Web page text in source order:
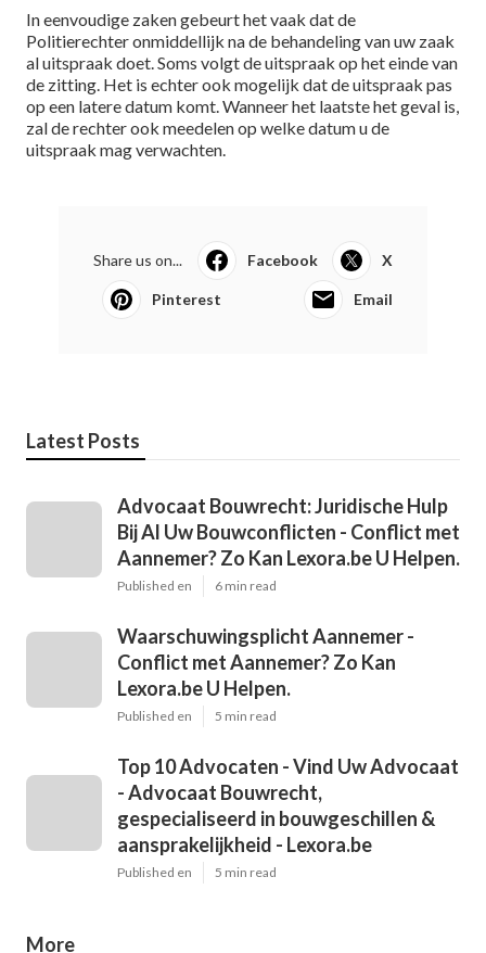
In eenvoudige zaken gebeurt het vaak dat de
Politierechter onmiddellijk na de behandeling van uw zaak
al uitspraak doet. Soms volgt de uitspraak op het einde van
de zitting. Het is echter ook mogelijk dat de uitspraak pas
op een latere datum komt. Wanneer het laatste het geval is,
zal de rechter ook meedelen op welke datum u de
uitspraak mag verwachten.
Share us on... Facebook X
Pinterest Email
Latest Posts
Advocaat Bouwrecht: Juridische Hulp
Bij Al Uw Bouwconflicten - Conflict met
Aannemer? Zo Kan Lexora.be U Helpen.
Published en 6 min read
Waarschuwingsplicht Aannemer -
Conflict met Aannemer? Zo Kan
Lexora.be U Helpen.
Published en 5 min read
Top 10 Advocaten - Vind Uw Advocaat
- Advocaat Bouwrecht,
gespecialiseerd in bouwgeschillen &
aansprakelijkheid - Lexora.be
Published en 5 min read
More